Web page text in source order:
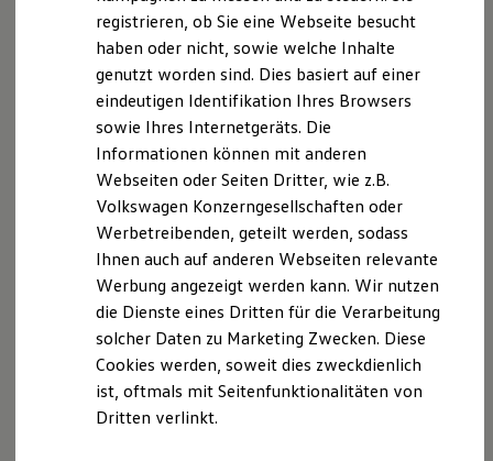
Volkswagen R und R Experience
R-Modelle
R Experience
Driving Experience
Volkswagen entdecken
Werkbesichtigung
Lifestyle Shop
T-Roc Kollektion
Golf Kollektion
ID. Kollektion
Volkswagen Kollektion
R-Kollektion
GTI Kollektion
Fußball Drop
we drive football
#wedriveproud
Besitzer und Service
Software Updates
Service und Ersatzteile
Verbraucherschlichtungsstelle weder bereit noch dazu
verpflichtet.“
Datenschutzerklärung
A. Verantwortlicher
Wir freuen uns, dass Sie unsere Webseite der
Schröder Team Verl GmbH & Co. KG, Nickelstraße 6,
33415 Verl,info-verl@schroeder-teams.debesuchen.
Im Folgenden informieren wir Sie über die
Verarbeitung Ihrer personenbezogenen Daten durch
uns im Zusammenhang mit Ihrem Besuch unserer
Webseite.
registrieren, ob Sie eine Webseite besucht
haben oder nicht, sowie welche Inhalte
genutzt worden sind. Dies basiert auf einer
eindeutigen Identifikation Ihres Browsers
sowie Ihres Internetgeräts. Die
Informationen können mit anderen
Webseiten oder Seiten Dritter, wie z.B.
Volkswagen Konzerngesellschaften oder
Werbetreibenden, geteilt werden, sodass
Ihnen auch auf anderen Webseiten relevante
Werbung angezeigt werden kann. Wir nutzen
die Dienste eines Dritten für die Verarbeitung
solcher Daten zu Marketing Zwecken. Diese
Cookies werden, soweit dies zweckdienlich
ist, oftmals mit Seitenfunktionalitäten von
Dritten verlinkt.